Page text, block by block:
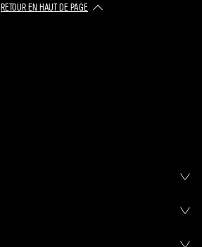
RETOUR EN HAUT DE PAGE